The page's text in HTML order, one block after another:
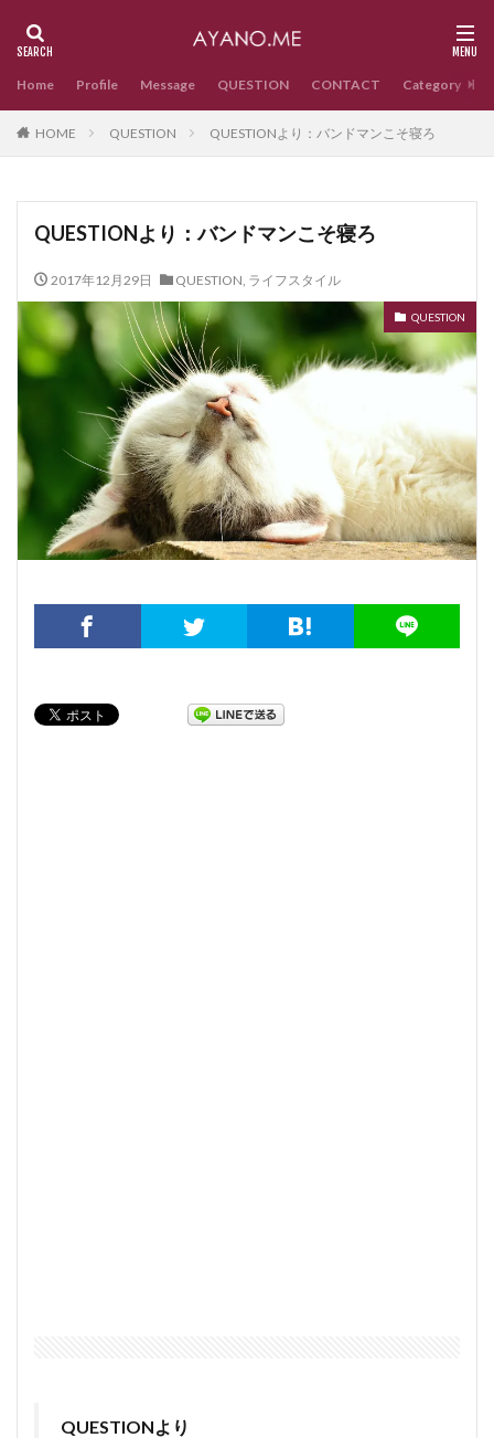
Home Profile Message QUESTION CONTACT Category
HOME QUESTION QUESTIONより：バンドマンこそ寝ろ
QUESTIONより：バンドマンこそ寝ろ
2017年12月29日 QUESTION, ライフスタイル
QUESTION
QUESTIONより